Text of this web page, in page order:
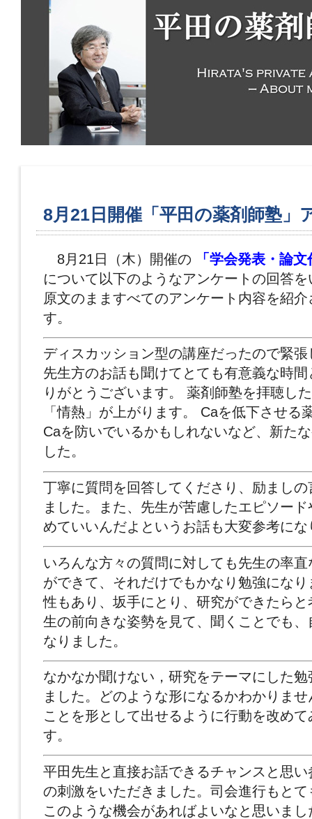
8月21日開催「平田の薬剤師塾」
8月21日（木）開催の
「学会発表・論
について以下のようなアンケートの回答
原文のまますべてのアンケート内容を紹
す。
ディスカッション型の講座だったので緊
先生方のお話も聞けてとても有意義な時
りがとうございます。 薬剤師塾を拝聴し
「情熱」が上がります。 Caを低下させる
Caを防いでいるかもしれないなど、新た
した。
丁寧に質問を回答してくださり、励まし
ました。また、先生が苦慮したエピソー
めていいんだよというお話も大変参考にな
いろんな方々の質問に対しても先生の率
ができて、それだけでもかなり勉強にな
性もあり、坂手にとり、研究ができたら
生の前向きな姿勢を見て、聞くことでも
なりました。
なかなか聞けない，研究をテーマにした
ました。どのような形になるかわかりま
ことを形として出せるように行動を改め
す。
平田先生と直接お話できるチャンスと思
の刺激をいただきました。司会進行もと
このような機会があればよいなと思いま